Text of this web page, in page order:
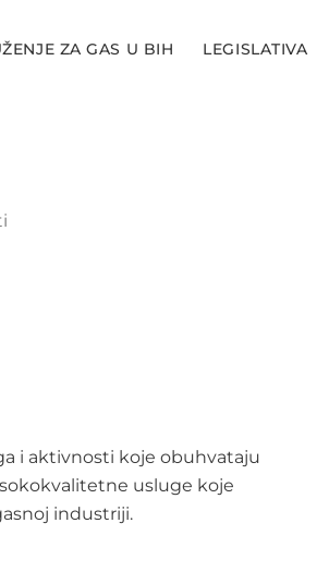
ZA GAS U BIH LEGISLATIVA
i aktivnosti koje obuhvataju
usluge koje
industriji.